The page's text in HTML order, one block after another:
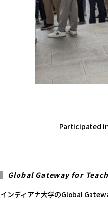
Participated
Global Gateway for
インディアナ大学のGlobal